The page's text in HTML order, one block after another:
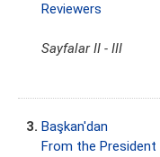
Reviewers
Sayfalar II - III
3. Başkan'dan
From the President